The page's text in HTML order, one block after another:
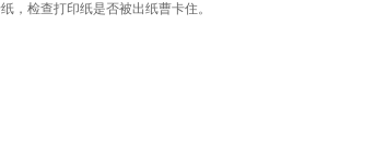
，检查打印纸是否被出纸曹卡住。